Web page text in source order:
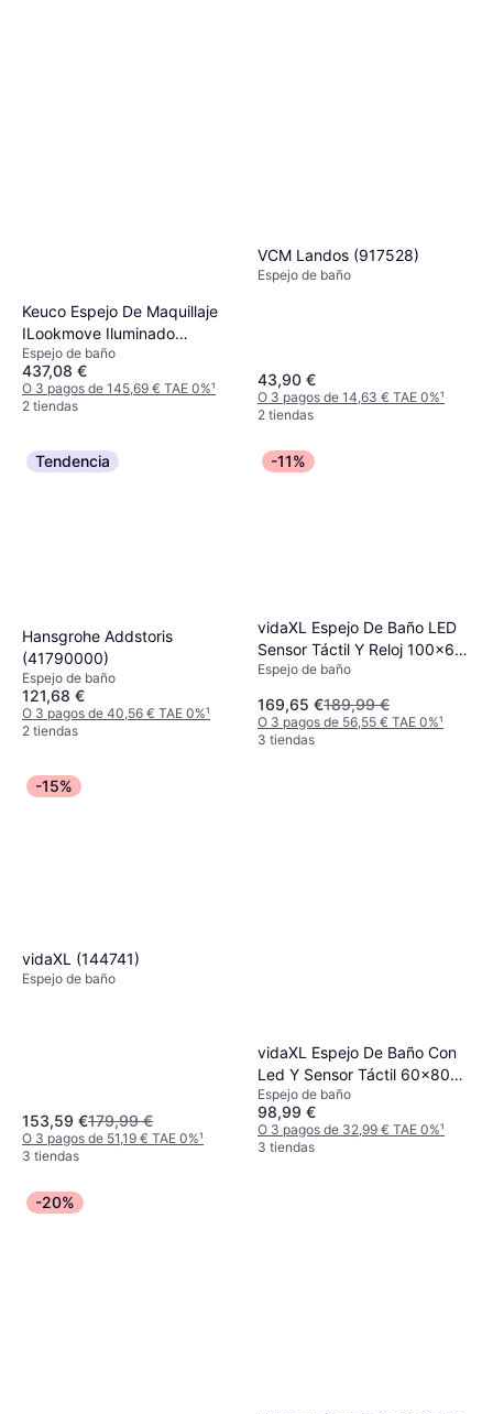
Keuco Espejo De Maquillaje
ILookmove Iluminado
Redondo
Espejo de baño
437,08 €
O 3 pagos de 145,69 € TAE 0%¹
2 tiendas
VCM Landos (917528)
Espejo de baño
43,90 €
O 3 pagos de 14,63 € TAE 0%¹
2 tiendas
Tendencia
Hansgrohe Addstoris
(41790000)
Espejo de baño
121,68 €
O 3 pagos de 40,56 € TAE 0%¹
2 tiendas
-11%
vidaXL Espejo De Baño LED
Sensor Táctil Y Reloj 100x60
cm
Espejo de baño
169,65 €189,99 €
O 3 pagos de 56,55 € TAE 0%¹
3 tiendas
-15%
vidaXL (144741)
Espejo de baño
153,59 €179,99 €
O 3 pagos de 51,19 € TAE 0%¹
3 tiendas
vidaXL Espejo De Baño Con
Led Y Sensor Táctil 60x80
cm
Espejo de baño
98,99 €
O 3 pagos de 32,99 € TAE 0%¹
3 tiendas
-20%